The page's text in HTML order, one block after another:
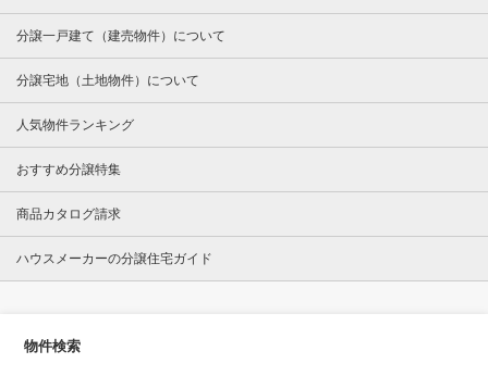
分譲一戸建て（建売物件）について
分譲宅地（土地物件）について
人気物件ランキング
おすすめ分譲特集
商品カタログ請求
ハウスメーカーの分譲住宅ガイド
物件検索